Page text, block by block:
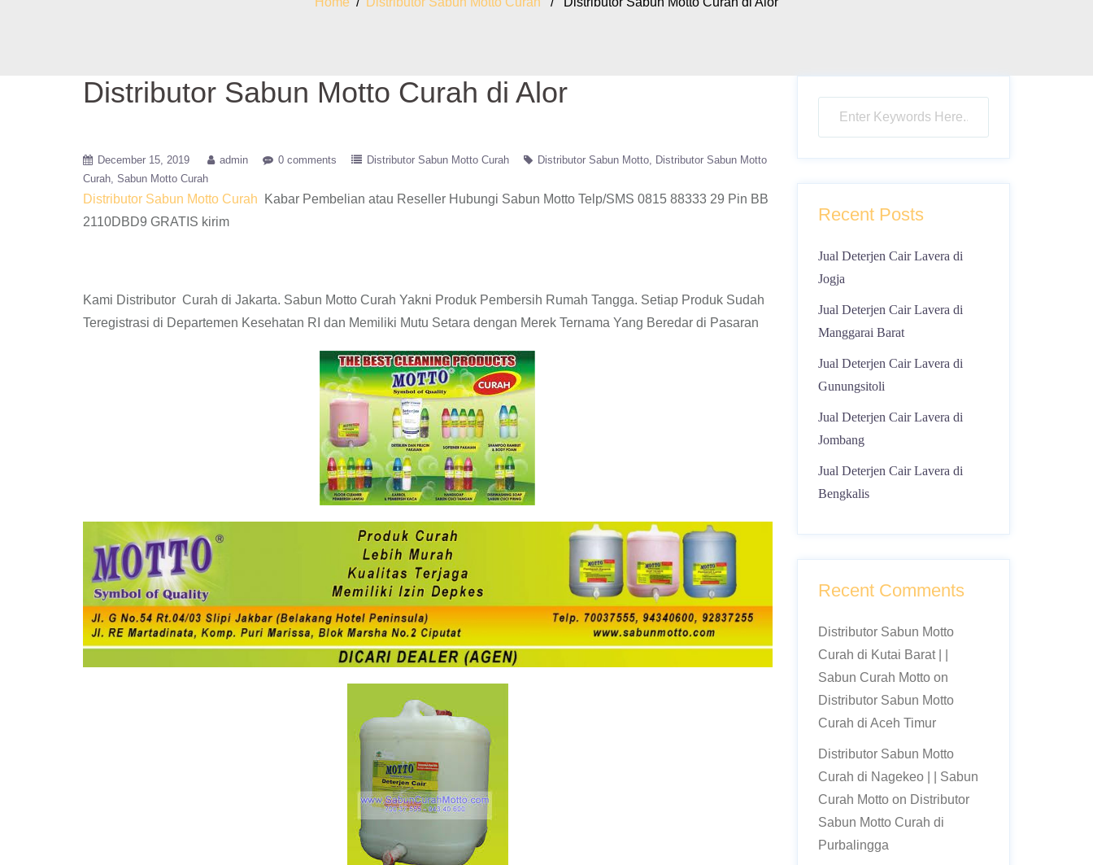
Distributor Sabun Motto Curah di Alor
December 15, 2019 admin 0 comments Distributor Sabun Motto Curah Distributor Sabun Motto
Distributor Sabun Motto
Curah Sabun Motto Curah
Distributor Sabun Motto Curah
Kabar Pembelian atau Reseller Hubungi Sabun Motto Telp/SMS 0815 88333 29 Pin BB
2110DBD9 GRATIS kirim
Kami Distributor Curah di Jakarta. Sabun Motto Curah Yakni Produk Pembersih Rumah Tangga. Setiap Produk Sudah
Teregistrasi di Departemen Kesehatan RI dan Memiliki Mutu Setara dengan Merek Ternama Yang Beredar di Pasaran
Recent Posts
Jual Deterjen Cair Lavera di
Jogja
Jual Deterjen Cair Lavera di
Manggarai Barat
Jual Deterjen Cair Lavera di
Gunungsitoli
Jual Deterjen Cair Lavera di
Jombang
Jual Deterjen Cair Lavera di
Bengkalis
Recent Comments
Distributor Sabun Motto
Curah di Kutai Barat | |
Sabun Curah Mottoon
Distributor Sabun Motto
Curah di Aceh Timur
Distributor Sabun Motto
Curah di Nagekeo | | Sabun
Curah Mottoon Distributor
Sabun Motto Curah di
Purbalingga